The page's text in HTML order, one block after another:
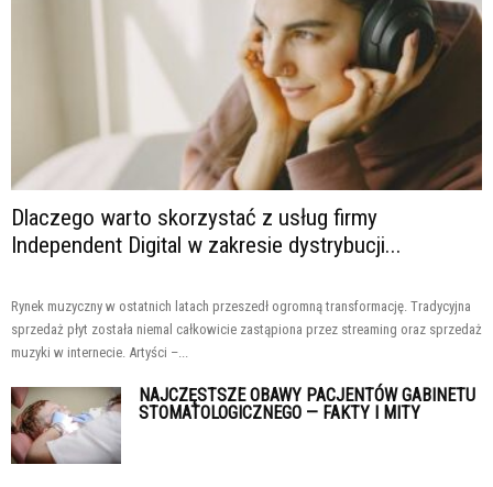
Dlaczego warto skorzystać z usług firmy
Independent Digital w zakresie dystrybucji...
Rynek muzyczny w ostatnich latach przeszedł ogromną transformację. Tradycyjna
sprzedaż płyt została niemal całkowicie zastąpiona przez streaming oraz sprzedaż
muzyki w internecie. Artyści –...
NAJCZĘSTSZE OBAWY PACJENTÓW GABINETU
STOMATOLOGICZNEGO — FAKTY I MITY